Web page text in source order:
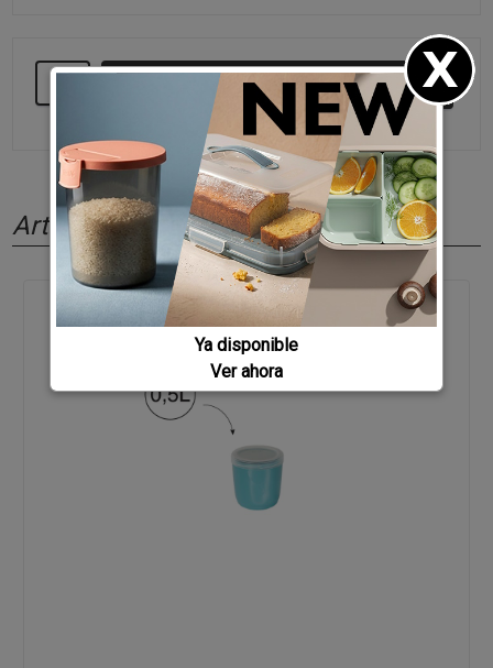
SEGUIR COMPRANDO
Artículos relacionados
Ya disponible
Ver ahora